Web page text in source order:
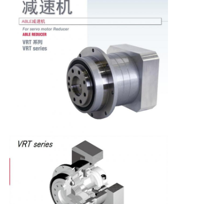
Διάταξη Ομαλής Εκκίνησης
Κινητήρας αρθρώσεων ρομπότ
Διεπαφή ανθρώπινης μηχανής
AC SERVO MOTOR